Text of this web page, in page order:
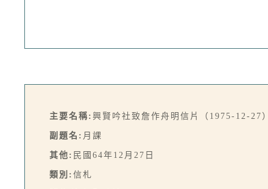
主要名稱: 興賢吟社致詹作舟明信片（1975-12-27）
副題名: 月課
其他: 民國64年12月27日
類別: 信札